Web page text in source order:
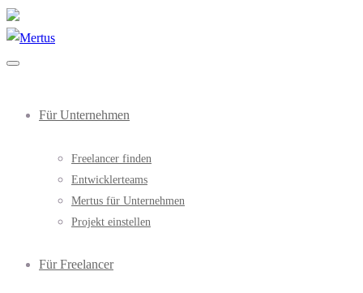
Für Unternehmen
Freelancer finden
Entwicklerteams
Mertus für Unternehmen
Projekt einstellen
Für Freelancer